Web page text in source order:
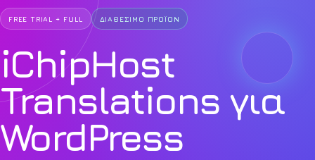
FREE TRIAL + FULL ΔΙΑΘΈΣΙΜΟ ΠΡΟΪΌΝ
iChipHost
Translations για
WordPress